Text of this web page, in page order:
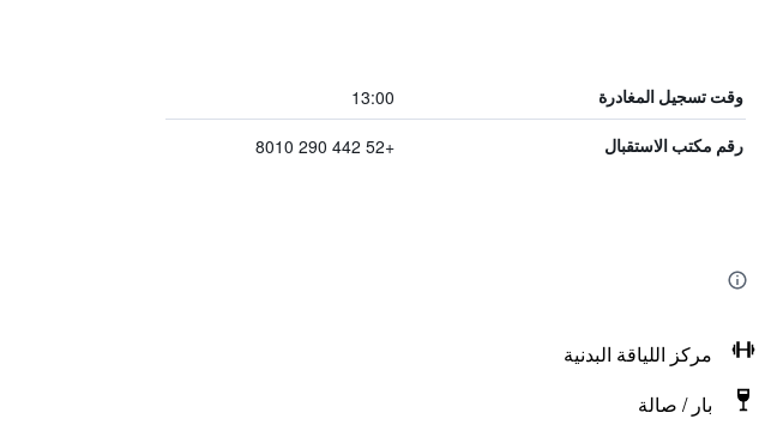
وقت تسجيل المغادرة 13:00
رقم مكتب الاستقبال +52 442 290 8010
مركز اللياقة البدنية
بار / صالة